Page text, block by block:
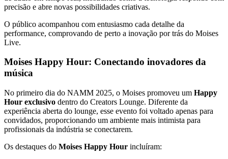
precisão e abre novas possibilidades criativas.
O público acompanhou com entusiasmo cada detalhe da
performance, comprovando de perto a inovação por trás do Moises
Live.
Moises Happy Hour: Conectando inovadores da
música
No primeiro dia do NAMM 2025, o Moises promoveu um Happy
Hour exclusivo dentro do Creators Lounge. Diferente da
experiência aberta do lounge, esse evento foi voltado apenas para
convidados, proporcionando um ambiente mais intimista para
profissionais da indústria se conectarem.
Os destaques do Moises Happy Hour incluíram: